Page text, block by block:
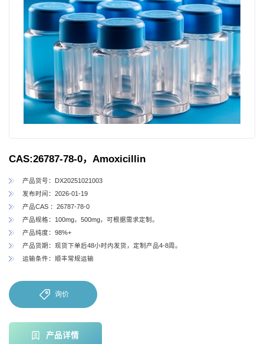
CAS:26787-78-0，Amoxicillin
产品货号：DX20251021003
发布时间：2026-01-19
产品CAS ：26787-78-0
产品规格：100mg，500mg，可根据需求定制。
产品纯度：98%+
产品货期：现货下单后48小时内发货，定制产品4-8周。
运输条件：顺丰常规运输
询价
产品详情